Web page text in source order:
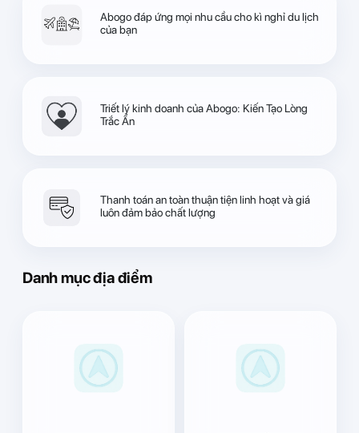
Abogo đáp ứng mọi nhu cầu cho kì nghỉ du lịch
của bạn
Triết lý kinh doanh của Abogo: Kiến Tạo Lòng
Trắc Ẩn
Thanh toán an toàn thuận tiện linh hoạt và giá
luôn đảm bảo chất lượng
Danh mục địa điểm